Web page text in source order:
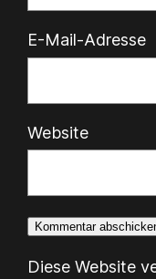
E-Mail-Adresse
Website
Diese Website